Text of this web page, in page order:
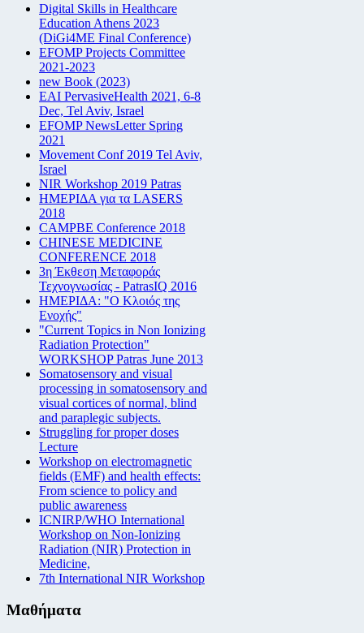
Digital Skills in Healthcare
Education Athens 2023
(DiGi4ME Final Conference)
EFOMP Projects Committee
2021-2023
new Book (2023)
EAI PervasiveHealth 2021, 6-8
Dec, Tel Aviv, Israel
EFOMP NewsLetter Spring
2021
Movement Conf 2019 Tel Aviv,
Israel
NIR Workshop 2019 Patras
ΗΜΕΡΙΔΑ για τα LASERS
2018
CAMPBE Conference 2018
CHINESE MEDICINE
CONFERENCE 2018
3η Έκθεση Μεταφοράς
Τεχνογνωσίας - PatrasIQ 2016
ΗΜΕΡΙΔΑ: "Ο Κλοιός της
Ενοχής"
"Current Topics in Non Ionizing
Radiation Protection"
WORKSHOP Patras June 2013
Somatosensory and visual
processing in somatosensory and
visual cortices of normal, blind
and paraplegic subjects.
Struggling for proper doses
Lecture
Workshop on electromagnetic
fields (EMF) and health effects:
From science to policy and
public awareness
ICNIRP/WHO International
Workshop on Non-Ionizing
Radiation (NIR) Protection in
Medicine,
7th International NIR Workshop
Μαθήματα